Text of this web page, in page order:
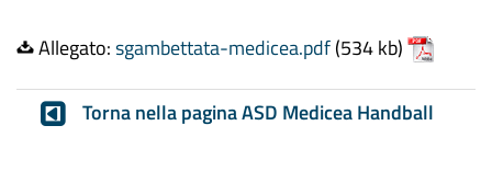
Allegato:sgambettata-medicea.pdf(534 kb)
Torna nella pagina ASD Medicea Handball